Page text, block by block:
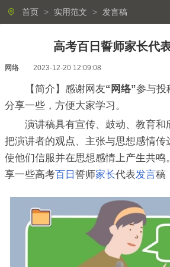
首页 > 实用范文 > 发言稿
高考百日誓师家长代
网络 2023-12-20 12:09:08
【简介】感谢网友“网络”参与投
分享一些，方便大家学习。
演讲稿具有宣传、鼓动、教育和
把演讲者的观点、主张与思想感情传
使他们信服并在思想感情上产生共鸣
享一些高考百日 誓师家长代表发言稿